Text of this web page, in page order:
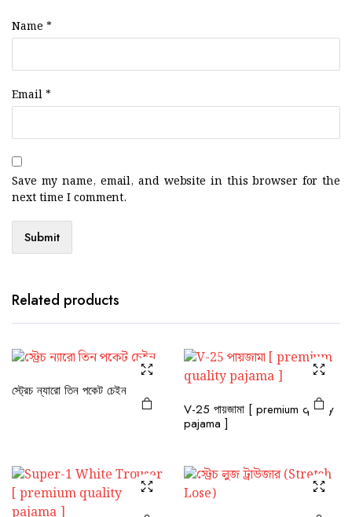
Name *
Email*
Save my name, email, and website in this browser for the
next time I comment.
Related products
স্ট্রেচ ন্যারো তিন পকেট চেইন
V-25 পায়জামা [ premium quality
pajama ]